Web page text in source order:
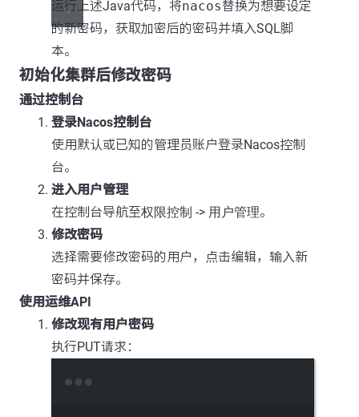
运行上述Java代码，将nacos替换为想要设定
的新密码，获取加密后的密码并填入SQL脚
本。
初始化集群后修改密码
通过控制台
登录Nacos控制台
使用默认或已知的管理员账户登录Nacos控制
台。
进入用户管理
在控制台导航至权限控制 -> 用户管理。
修改密码
选择需要修改密码的用户，点击编辑，输入新
密码并保存。
使用运维API
修改现有用户密码
执行PUT请求：